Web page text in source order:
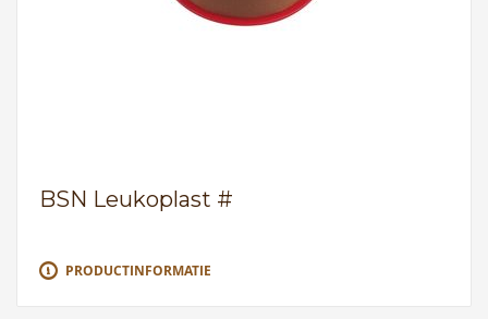
BSN Leukoplast #
PRODUCTINFORMATIE